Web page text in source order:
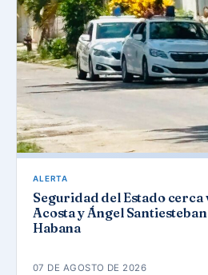
ALERTA
Seguridad del Estado
Acosta y Ángel
Habana
07 DE AGOSTO DE 2026